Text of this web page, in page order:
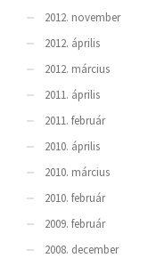
2012. november
2012. április
2012. március
2011. április
2011. február
2010. április
2010. március
2010. február
2009. február
2008. december